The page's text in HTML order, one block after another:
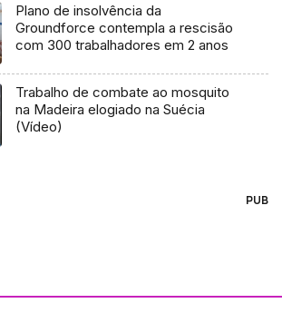
Plano de insolvência da
Groundforce contempla a rescisão
com 300 trabalhadores em 2 anos
Trabalho de combate ao mosquito
na Madeira elogiado na Suécia
(Vídeo)
PUB